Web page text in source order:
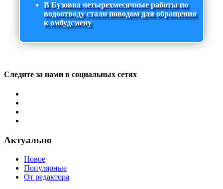
В Бузовна четырехмесячные работы по
водоотводу стали поводом для обращения
к омбудсмену
Следите за нами в социальных сетях
Актуально
Новое
Популярные
От редактора